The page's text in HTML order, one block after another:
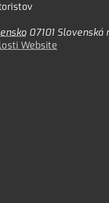
07101 Slovenská
Website